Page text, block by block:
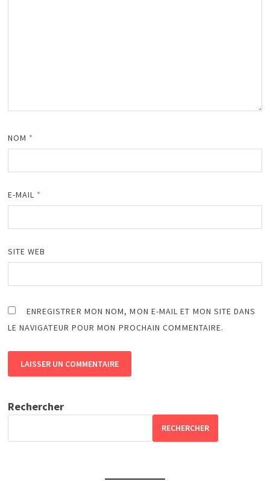
NOM *
E-MAIL *
SITE WEB
ENREGISTRER MON NOM, MON E-MAIL ET MON SITE DANS
LE NAVIGATEUR POUR MON PROCHAIN COMMENTAIRE.
Rechercher
RECHERCHER